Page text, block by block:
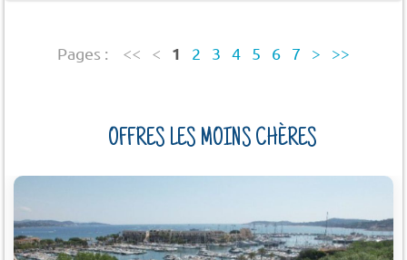
Pages : << < 1 2 3 4 5 6 7 > >>
OFFRES LES MOINS CHÈRES